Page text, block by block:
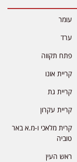
עומר
ערד
פתח תקווה
קריית אונו
קריית גת
קריית עקרון
קרית מלאכי ו-מ.א באר
טוביה
ראש העין